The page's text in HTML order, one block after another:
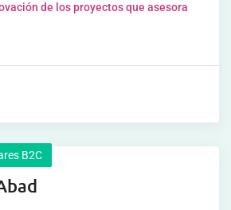
de los proyectos que asesora
B2C